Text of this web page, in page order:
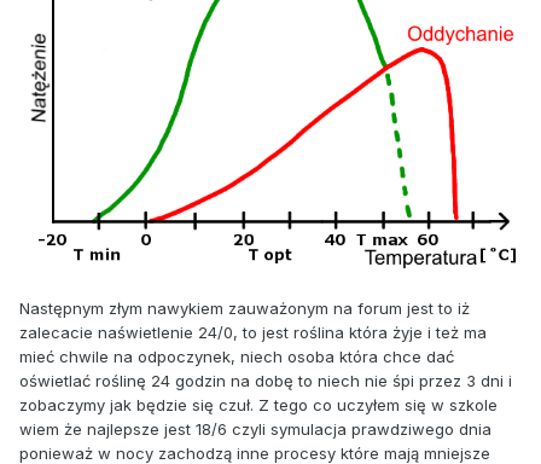
Następnym złym nawykiem zauważonym na forum jest to iż
zalecacie naświetlenie 24/0, to jest roślina która żyje i też ma
mieć chwile na odpoczynek, niech osoba która chce dać
oświetlać roślinę 24 godzin na dobę to niech nie śpi przez 3 dni i
zobaczymy jak będzie się czuł. Z tego co uczyłem się w szkole
wiem że najlepsze jest 18/6 czyli symulacja prawdziwego dnia
ponieważ w nocy zachodzą inne procesy które mają mniejsze